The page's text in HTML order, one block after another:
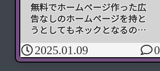
無料でホームページ作った広
告なしのホームページを持と
うとしてもネックとなるのが
料金だった。どう切り詰めて
もサーバーレンタル料金とド
メイン料金は必ず掛かるため
2025.01.09 0